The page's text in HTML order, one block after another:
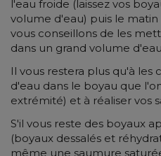
l'eau froide (laissez vos
volume d'eau) puis le matin
vous conseillons de les
dans un grand volume
Il vous restera plus qu'à
d'eau dans le boyau que
extrémité) et à réaliser vos
S'il vous reste des boyaux
(boyaux dessalés et
même une saumure